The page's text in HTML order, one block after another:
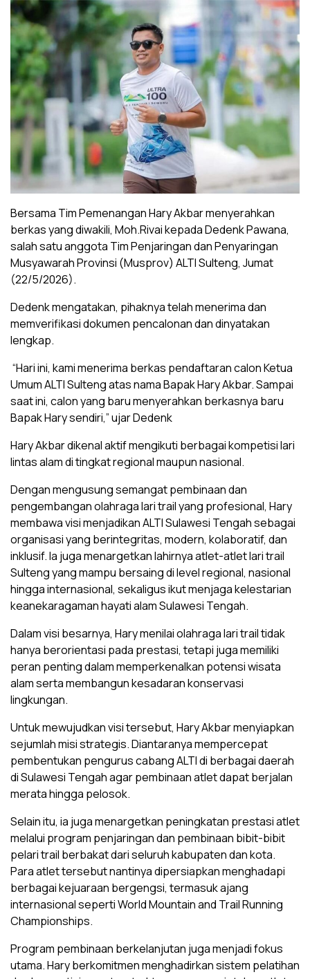
Bersama Tim Pemenangan Hary Akbar menyerahkan
berkas yang diwakili, Moh.Rivai kepada Dedenk Pawana,
salah satu anggota Tim Penjaringan dan Penyaringan
Musyawarah Provinsi (Musprov) ALTI Sulteng, Jumat
(22/5/2026).
Dedenk mengatakan, pihaknya telah menerima dan
memverifikasi dokumen pencalonan dan dinyatakan
lengkap.
“Hari ini, kami menerima berkas pendaftaran calon Ketua
Umum ALTI Sulteng atas nama Bapak Hary Akbar. Sampai
saat ini, calon yang baru menyerahkan berkasnya baru
Bapak Hary sendiri,” ujar Dedenk
Hary Akbar dikenal aktif mengikuti berbagai kompetisi lari
lintas alam di tingkat regional maupun nasional.
Dengan mengusung semangat pembinaan dan
pengembangan olahraga lari trail yang profesional, Hary
membawa visi menjadikan ALTI Sulawesi Tengah sebagai
organisasi yang berintegritas, modern, kolaboratif, dan
inklusif. Ia juga menargetkan lahirnya atlet-atlet lari trail
Sulteng yang mampu bersaing di level regional, nasional
hingga internasional, sekaligus ikut menjaga kelestarian
keanekaragaman hayati alam Sulawesi Tengah.
Dalam visi besarnya, Hary menilai olahraga lari trail tidak
hanya berorientasi pada prestasi, tetapi juga memiliki
peran penting dalam memperkenalkan potensi wisata
alam serta membangun kesadaran konservasi
lingkungan.
Untuk mewujudkan visi tersebut, Hary Akbar menyiapkan
sejumlah misi strategis. Diantaranya mempercepat
pembentukan pengurus cabang ALTI di berbagai daerah
di Sulawesi Tengah agar pembinaan atlet dapat berjalan
merata hingga pelosok.
Selain itu, ia juga menargetkan peningkatan prestasi atlet
melalui program penjaringan dan pembinaan bibit-bibit
pelari trail berbakat dari seluruh kabupaten dan kota.
Para atlet tersebut nantinya dipersiapkan menghadapi
berbagai kejuaraan bergengsi, termasuk ajang
internasional seperti World Mountain and Trail Running
Championships.
Program pembinaan berkelanjutan juga menjadi fokus
utama. Hary berkomitmen menghadirkan sistem pelatihan